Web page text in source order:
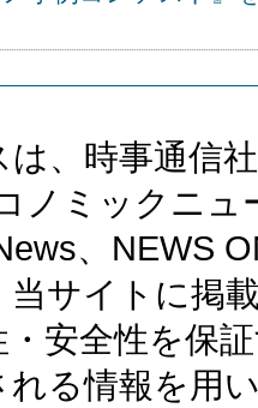
、時事通信
ノミックニ
、NEWS
当サイトに掲
安全性を保
る情報を用